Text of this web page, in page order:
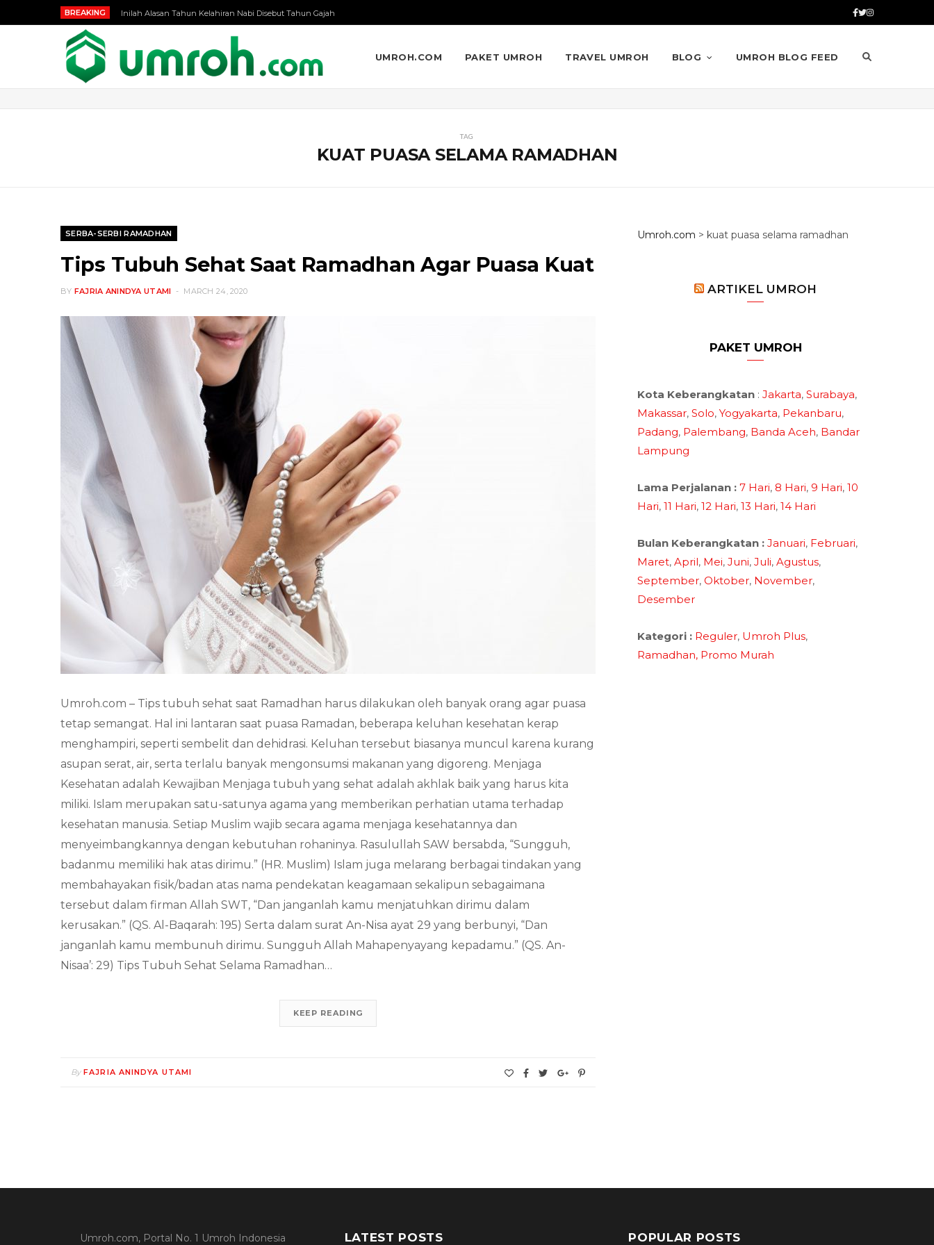
BREAKING Inilah Alasan Tahun Kelahiran Nabi Disebut Tahun Gajah
UMROH.COM PAKET UMROH TRAVEL UMROH BLOG UMROH BLOG FEED
TAG
KUAT PUASA SELAMA RAMADHAN
SERBA-SERBI RAMADHAN
Tips Tubuh Sehat Saat Ramadhan Agar Puasa Kuat
BY FAJRIA ANINDYA UTAMI MARCH 24, 2020
Umroh.com – Tips tubuh sehat saat Ramadhan harus dilakukan oleh banyak orang agar puasa
tetap semangat. Hal ini lantaran saat puasa Ramadan, beberapa keluhan kesehatan kerap
menghampiri, seperti sembelit dan dehidrasi. Keluhan tersebut biasanya muncul karena kurang
asupan serat, air, serta terlalu banyak mengonsumsi makanan yang digoreng. Menjaga
Kesehatan adalah Kewajiban Menjaga tubuh yang sehat adalah akhlak baik yang harus kita
miliki. Islam merupakan satu-satunya agama yang memberikan perhatian utama terhadap
kesehatan manusia. Setiap Muslim wajib secara agama menjaga kesehatannya dan
menyeimbangkannya dengan kebutuhan rohaninya. Rasulullah SAW bersabda, “Sungguh,
badanmu memiliki hak atas dirimu.” (HR. Muslim) Islam juga melarang berbagai tindakan yang
membahayakan fisik/badan atas nama pendekatan keagamaan sekalipun sebagaimana
tersebut dalam firman Allah SWT, “Dan janganlah kamu menjatuhkan dirimu dalam
kerusakan.” (QS. Al-Baqarah: 195) Serta dalam surat An-Nisa ayat 29 yang berbunyi, “Dan
janganlah kamu membunuh dirimu. Sungguh Allah Mahapenyayang kepadamu.” (QS. An-
Nisaa’: 29) Tips Tubuh Sehat Selama Ramadhan…
KEEP READING
By FAJRIA ANINDYA UTAMI
Umroh.com > kuat puasa selama ramadhan
ARTIKEL UMROH
PAKET UMROH
Kota Keberangkatan : Jakarta, Surabaya,
Makassar, Solo, Yogyakarta, Pekanbaru,
Padang, Palembang, Banda Aceh, Bandar
Lampung
Lama Perjalanan : 7 Hari, 8 Hari, 9 Hari, 10
Hari, 11 Hari, 12 Hari, 13 Hari, 14 Hari
Bulan Keberangkatan : Januari, Februari,
Maret, April, Mei, Juni, Juli, Agustus,
September, Oktober, November,
Desember
Kategori : Reguler, Umroh Plus,
Ramadhan, Promo Murah
Umroh.com, Portal No. 1 Umroh Indonesia LATEST POSTS POPULAR POSTS